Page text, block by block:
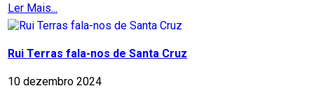
Ler Mais...
Rui Terras fala-nos de Santa Cruz
10 dezembro 2024